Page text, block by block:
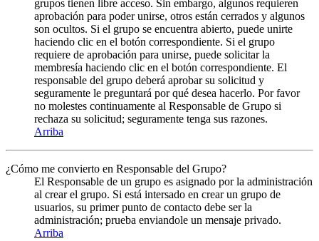
grupos tienen libre acceso. Sin embargo, algunos requieren
aprobación para poder unirse, otros están cerrados y algunos
son ocultos. Si el grupo se encuentra abierto, puede unirte
haciendo clic en el botón correspondiente. Si el grupo
requiere de aprobación para unirse, puede solicitar la
membresía haciendo clic en el botón correspondiente. El
responsable del grupo deberá aprobar su solicitud y
seguramente le preguntará por qué desea hacerlo. Por favor
no molestes continuamente al Responsable de Grupo si
rechaza su solicitud; seguramente tenga sus razones.
Arriba
¿Cómo me convierto en Responsable del Grupo?
El Responsable de un grupo es asignado por la administración
al crear el grupo. Si está intersado en crear un grupo de
usuarios, su primer punto de contacto debe ser la
administración; prueba enviandole un mensaje privado.
Arriba